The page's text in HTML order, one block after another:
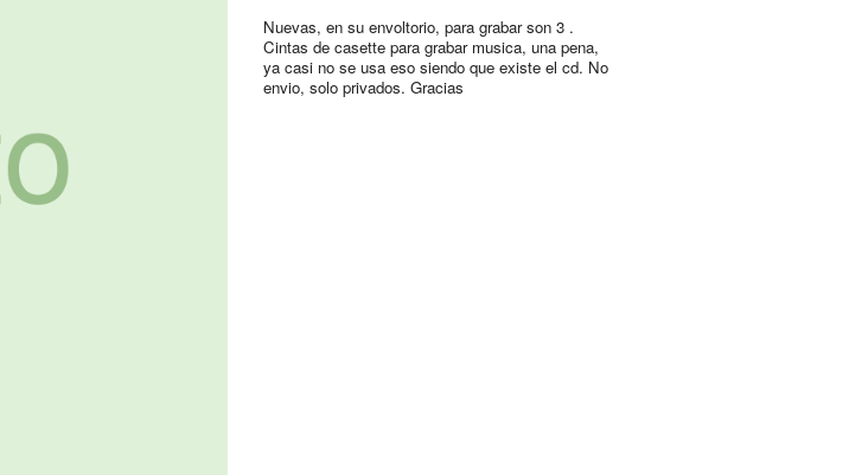
Nuevas, en su envoltorio, para grabar son 3 .
Cintas de casette para grabar musica, una pena,
ya casi no se usa eso siendo que existe el cd. No
envio, solo privados. Gracias